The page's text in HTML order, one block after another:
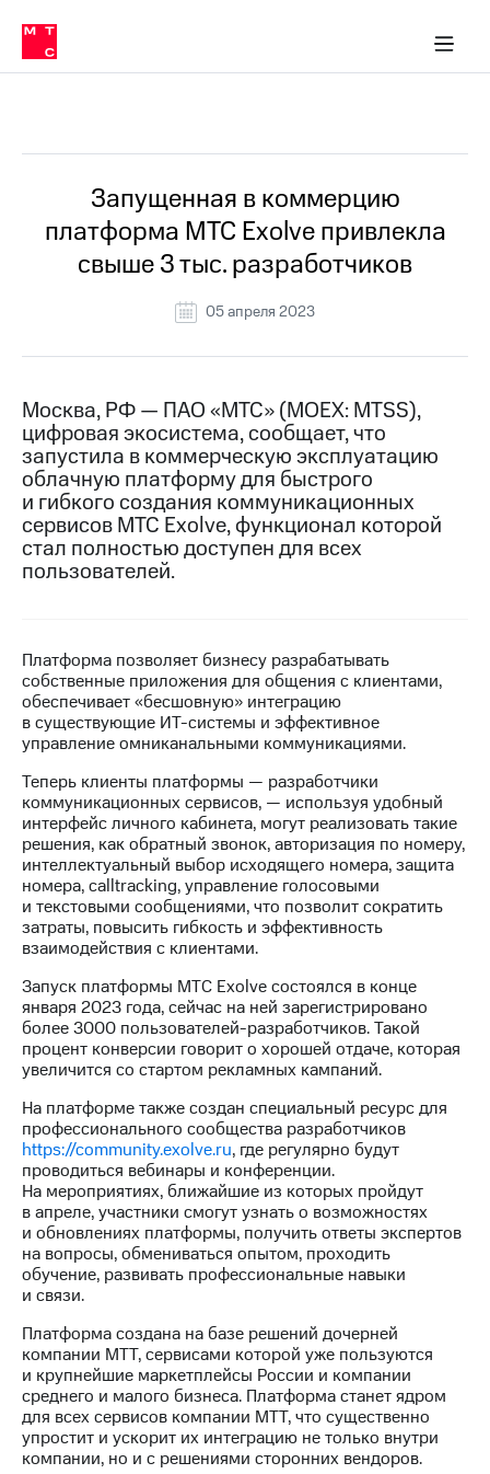
Медиа-центр
и акционерам
Устойчивое развитие
Комплаенс и деловая этика
компании
Карьера
История
компании
Руководство
информация
Контакты
Медиа-центр
Пресс-
релизы
МТС
о технологиях
Финансовая
отчетность
Контакты
Новости
в
регионе
и акционерам
Корпоративное
управление
Корпоративный
Раскрытие
информации
Информация
акционерам
Документы
"МТС"
Собрания
акционеров
Личный
кабинет
акционера
Акционерный
капитал
Контроль
Рынок
акций
Описание
Программа
приобретения
Порядок
в МТС
Пресс-
релизы
МТС
о технологиях
Запущенная в коммерцию
платформа МТС Exolve привлекла
свыше 3 тыс. разработчиков
05 апреля 2023
Москва, РФ — ПАО «МТС» (MOEX: MTSS),
цифровая экосистема, сообщает, что
запустила в коммерческую эксплуатацию
облачную платформу для быстрого
и гибкого создания коммуникационных
сервисов МТС Exolve, функционал которой
стал полностью доступен для всех
пользователей.
Платформа позволяет бизнесу разрабатывать
собственные приложения для общения с клиентами,
обеспечивает «бесшовную» интеграцию
в существующие ИТ-системы и эффективное
управление омниканальными коммуникациями.
Теперь клиенты платформы — разработчики
коммуникационных сервисов, — используя удобный
интерфейс личного кабинета, могут реализовать такие
решения, как обратный звонок, авторизация по номеру,
интеллектуальный выбор исходящего номера, защита
номера, calltracking, управление голосовыми
и текстовыми сообщениями, что позволит сократить
затраты, повысить гибкость и эффективность
взаимодействия с клиентами.
Запуск платформы МТС Exolve состоялся в конце
января 2023 года, сейчас на ней зарегистрировано
более 3000 пользователей-разработчиков. Такой
процент конверсии говорит о хорошей отдаче, которая
увеличится со стартом рекламных кампаний.
На платформе также создан специальный ресурс для
профессионального сообщества разработчиков
https://community.exolve.ru, где регулярно будут
проводиться вебинары и конференции.
На мероприятиях, ближайшие из которых пройдут
в апреле, участники смогут узнать о возможностях
и обновлениях платформы, получить ответы экспертов
на вопросы, обмениваться опытом, проходить
обучение, развивать профессиональные навыки
и связи.
Платформа создана на базе решений дочерней
компании МТТ, сервисами которой уже пользуются
и крупнейшие маркетплейсы России и компании
среднего и малого бизнеса. Платформа станет ядром
для всех сервисов компании МТТ, что существенно
упростит и ускорит их интеграцию не только внутри
компании, но и с решениями сторонних вендоров.